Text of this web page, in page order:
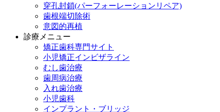
穿孔封鎖(パーフォーレーションリペア)
歯根端切除術
意図的再植
診療メニュー
矯正歯科専門サイト
小児矯正インビザライン
むし歯治療
歯周病治療
入れ歯治療
小児歯科
インプラント・ブリッジ